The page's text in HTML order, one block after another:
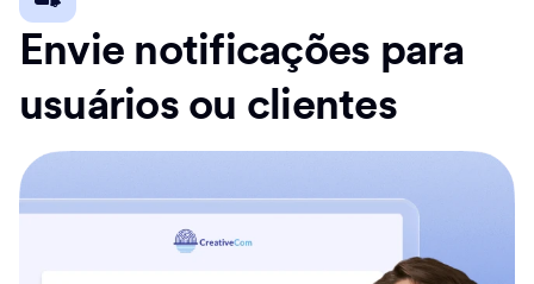
Envie notificações para
usuários ou clientes